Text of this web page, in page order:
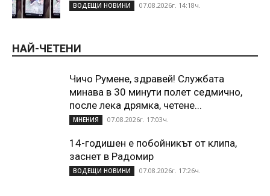
ВОДЕЩИ НОВИНИ 07.08.2026г. 14:18ч.
НАЙ-ЧЕТЕНИ
Чичо Румене, здравей! Службата
минава в 30 минути полет седмично,
после лека дрямка, четене...
МНЕНИЯ 07.08.2026г. 17:03ч.
14-годишен е побойникът от клипа,
заснет в Радомир
ВОДЕЩИ НОВИНИ 07.08.2026г. 17:26ч.